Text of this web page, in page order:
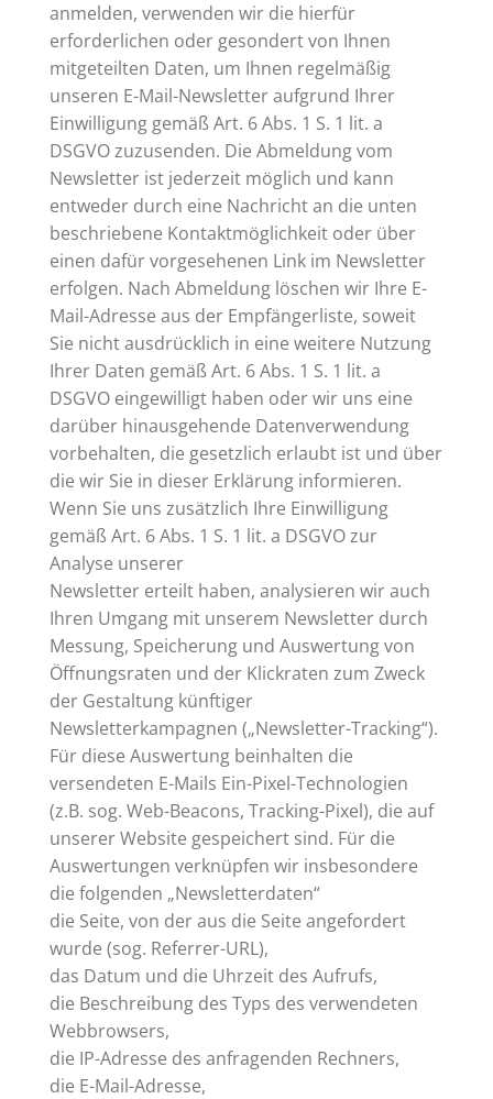
anmelden, verwenden wir die hierfür
erforderlichen oder gesondert von Ihnen
mitgeteilten Daten, um Ihnen regelmäßig
unseren E-Mail-Newsletter aufgrund Ihrer
Einwilligung gemäß Art. 6 Abs. 1 S. 1 lit. a
DSGVO zuzusenden. Die Abmeldung vom
Newsletter ist jederzeit möglich und kann
entweder durch eine Nachricht an die unten
beschriebene Kontaktmöglichkeit oder über
einen dafür vorgesehenen Link im Newsletter
erfolgen. Nach Abmeldung löschen wir Ihre E-
Mail-Adresse aus der Empfängerliste, soweit
Sie nicht ausdrücklich in eine weitere Nutzung
Ihrer Daten gemäß Art. 6 Abs. 1 S. 1 lit. a
DSGVO eingewilligt haben oder wir uns eine
darüber hinausgehende Datenverwendung
vorbehalten, die gesetzlich erlaubt ist und über
die wir Sie in dieser Erklärung informieren.
Wenn Sie uns zusätzlich Ihre Einwilligung
gemäß Art. 6 Abs. 1 S. 1 lit. a DSGVO zur
Analyse unserer
Newsletter erteilt haben, analysieren wir auch
Ihren Umgang mit unserem Newsletter durch
Messung, Speicherung und Auswertung von
Öffnungsraten und der Klickraten zum Zweck
der Gestaltung künftiger
Newsletterkampagnen („Newsletter-Tracking“).
Für diese Auswertung beinhalten die
versendeten E-Mails Ein-Pixel-Technologien
(z.B. sog. Web-Beacons, Tracking-Pixel), die auf
unserer Website gespeichert sind. Für die
Auswertungen verknüpfen wir insbesondere
die folgenden „Newsletterdaten“
die Seite, von der aus die Seite angefordert
wurde (sog. Referrer-URL),
das Datum und die Uhrzeit des Aufrufs,
die Beschreibung des Typs des verwendeten
Webbrowsers,
die IP-Adresse des anfragenden Rechners,
die E-Mail-Adresse,